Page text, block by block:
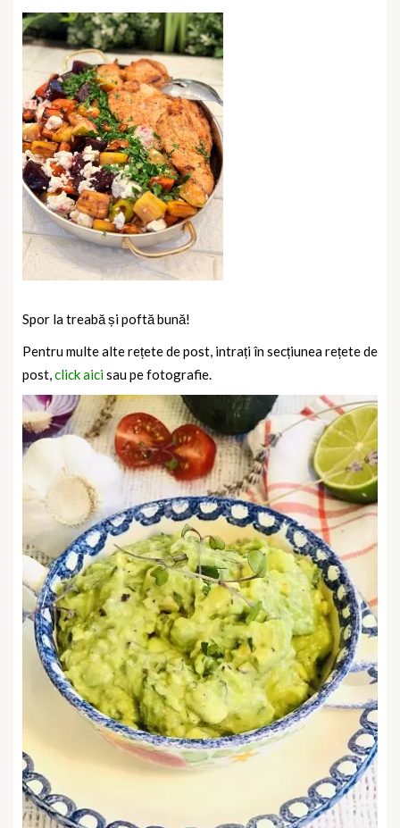
Spor la treabă și poftă bună!
Pentru multe alte rețete de post, intrați în secțiunea rețete de
post,click aicisau pe fotografie.